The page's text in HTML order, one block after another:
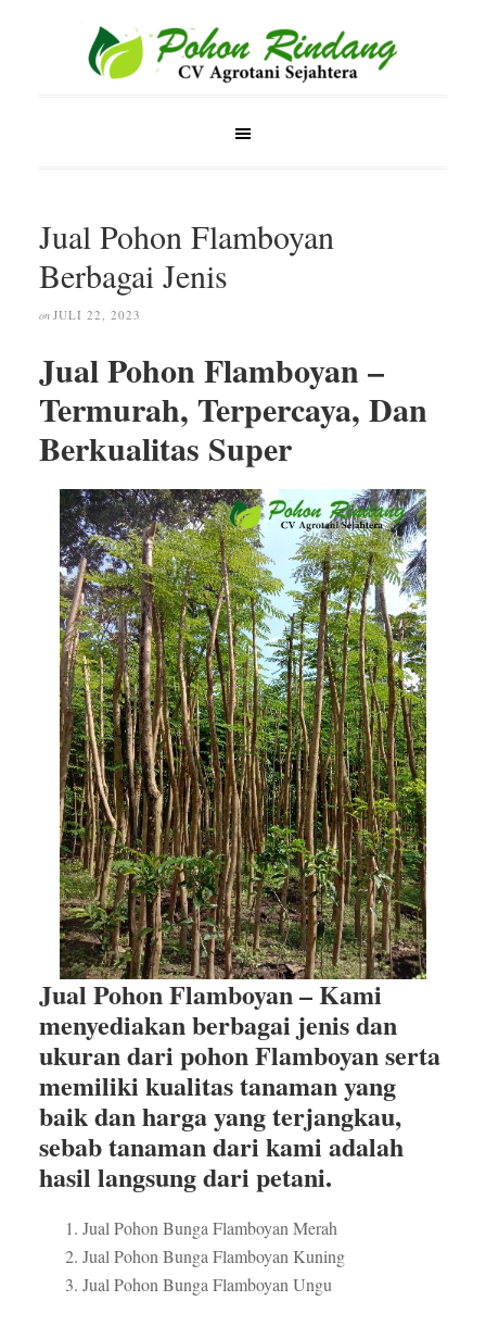
Jual Pohon Flamboyan
Berbagai Jenis
on JULI 22, 2023
Jual Pohon Flamboyan –
Termurah, Terpercaya, Dan
Berkualitas Super
Jual Pohon Flamboyan – Kami
menyediakan berbagai jenis dan
ukuran dari pohon Flamboyan serta
memiliki kualitas tanaman yang
baik dan harga yang terjangkau,
sebab tanaman dari kami adalah
hasil langsung dari petani.
Jual Pohon Bunga Flamboyan Merah
Jual Pohon Bunga Flamboyan Kuning
Jual Pohon Bunga Flamboyan Ungu